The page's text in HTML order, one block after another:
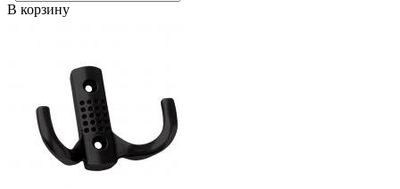
В корзину